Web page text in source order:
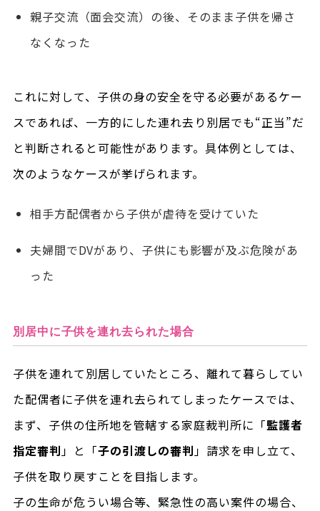
親子交流（面会交流）の後、そのまま子供を帰さ
なくなった
これに対して、子供の身の安全を守る必要があるケー
スであれば、一方的にした連れ去り別居でも“正当”だ
と判断されると可能性があります。具体例としては、
次のようなケースが挙げられます。
相手方配偶者から子供が虐待を受けていた
夫婦間でDVがあり、子供にも影響が及ぶ危険があ
った
別居中に子供を連れ去られた場合
子供を連れて別居していたところ、離れて暮らしてい
た配偶者に子供を連れ去られてしまったケースでは、
まず、子供の住所地を管轄する家庭裁判所に「監護者
指定審判」と「子の引渡しの審判」請求を申し立て、
子供を取り戻すことを目指します。
子の生命が危うい場合等、緊急性の高い案件の場合、